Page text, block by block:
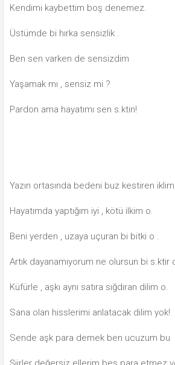
Kendimi kaybettim boş denemez.
Üstümde bi hırka sensizlik .
Ben sen varken de sensizdim
Yaşamak mı , sensiz mi ?
Pardon ama hayatımı sen s.ktin!
Yazın ortasında bedeni buz kestiren iklim
Hayatımda yaptığım iyi , kötü ilkim o.
Beni yerden , uzaya uçuran bi bitki o .
Artık dayanamıyorum ne olursun bi s.ktir
Küfürle , aşkı aynı satıra sığdıran dilim o.
Sana olan hisslerimi anlatacak dilim yok!
Sende aşk para demek ben ucuzum bu